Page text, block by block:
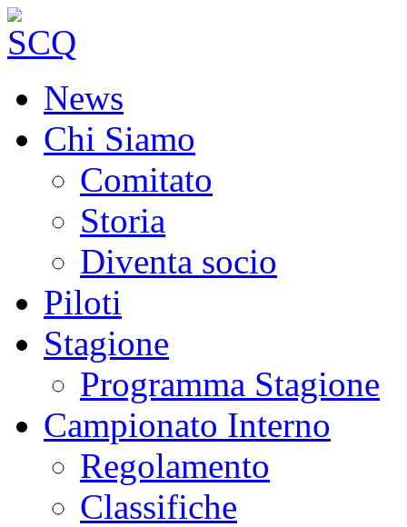
News
Chi Siamo
Comitato
Storia
Diventa socio
Piloti
Stagione
Programma Stagione
Campionato Interno
Regolamento
Classifiche